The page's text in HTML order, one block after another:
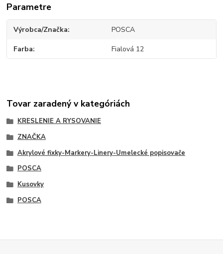
Parametre
Výrobca/Značka POSCA
Farba Fialová 12
Tovar zaradený v kategóriách
KRESLENIE A RYSOVANIE
ZNAČKA
Akrylové fixky-Markery-Linery-Umelecké popisovače
POSCA
Kusovky
POSCA